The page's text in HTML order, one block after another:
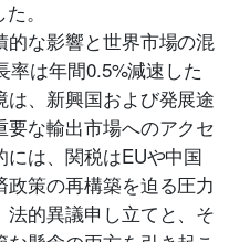
。
的な影響と世界市場の混
率は年間0.5%減速した
は、新興国および発展途
な輸出市場へのアクセ
は、関税はEUや中国
策の再構築を迫る圧力
法的異議申し立てと、そ